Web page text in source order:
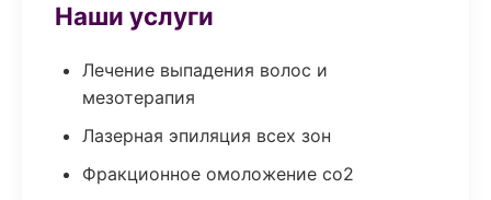
Наши услуги
Лечение выпадения волос и
мезотерапия
Лазерная эпиляция всех зон
Фракционное омоложение co2